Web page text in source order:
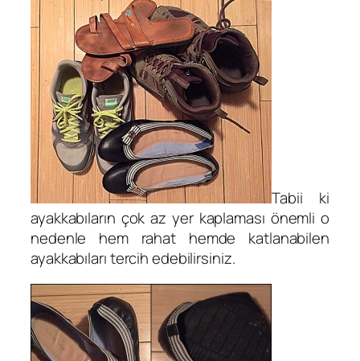
Tabii ki
ayakkabıların çok az yer kaplaması önemli o
nedenle hem rahat hemde katlanabilen
ayakkabıları tercih edebilirsiniz.